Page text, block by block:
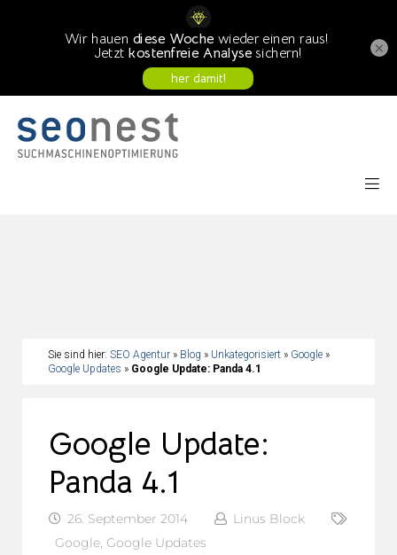
Sie sind hier: SEO Agentur » Blog » Unkategorisiert » Google »
Google Updates » Google Update: Panda 4.1
Google Update:
Panda 4.1
26. September 2014
Linus Block
Google, Google Updates
×